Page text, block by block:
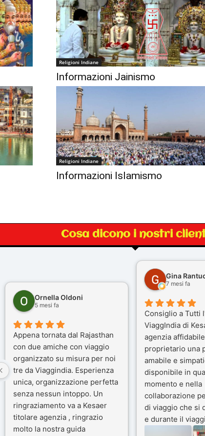
Religioni Indiane
Informazioni Jainismo
Religioni Indiane
Informazioni Islamismo
Cosa dicono i nostri
Ornella Oldoni
5 mesi fa
Appena tornata dal Rajasthan
con due amiche con viaggio
organizzato su misura per noi
tre da Viaggindia. Esperienza
unica, organizzazione perfetta
senza nessun intoppo. Un
ringraziamento va a Kesaer
titolare agenzia , ringrazio
molto la nostra guida
Gina
7 mesi fa
Consiglio a Tutti
ViaggIndia di
agenzia
proprietario una
amabile e
disponibile in
momento e nella
collaborazione
di viaggio che si
e durante il
Siamo stati 3